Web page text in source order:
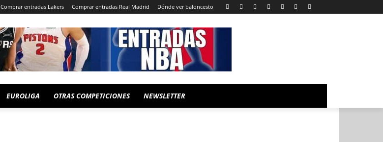
Comprar entradas Lakers Comprar entradas Real Madrid Dónde ver baloncesto
EUROLIGA OTRAS COMPETICIONES NEWSLETTER